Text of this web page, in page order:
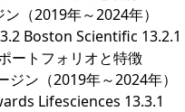
（2019年～2024年）
Boston Scientific 13.2.1
ートフォリオと特徴
ン（2019年～2024年）
Lifesciences 13.3.1